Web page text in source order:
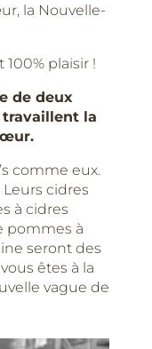
la Nouvelle-
100% plaisir !
de deux
la
comme eux.
Leurs cidres
à cidres
pommes à
seront des
êtes à la
vague de